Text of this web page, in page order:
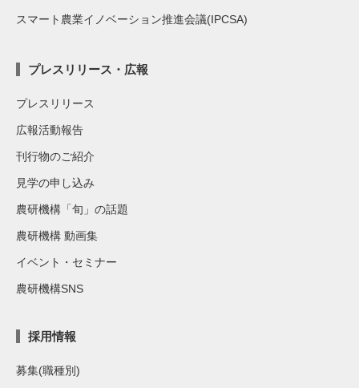
スマート農業イノベーション推進会議(IPCSA)
プレスリリース・広報
プレスリリース
広報活動報告
刊行物のご紹介
見学の申し込み
農研機構「旬」の話題
農研機構 動画集
イベント・セミナー
農研機構SNS
採用情報
募集(職種別)